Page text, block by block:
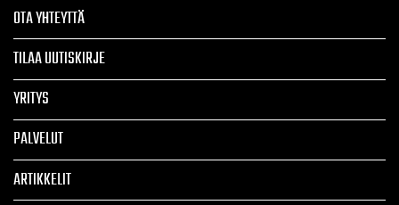
OTA YHTEYTTÄ
TILAA UUTISKIRJE
YRITYS
PALVELUT
ARTIKKELIT